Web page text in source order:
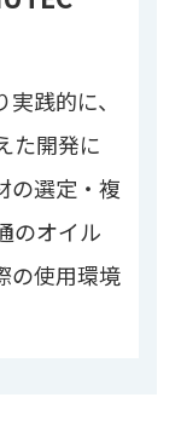
践的に、
た開発に
の選定・複
のオイル
の使用環境